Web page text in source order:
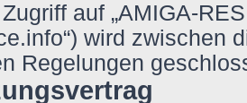
auf „AMIGA-
wird zwischen
Regelungen